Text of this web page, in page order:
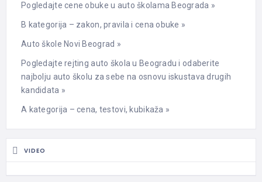
Pogledajte cene obuke u auto školama Beograda »
B kategorija – zakon, pravila i cena obuke »
Auto škole Novi Beograd »
Pogledajte rejting auto škola u Beogradu i odaberite
najbolju auto školu za sebe na osnovu iskustava drugih
kandidata »
A kategorija – cena, testovi, kubikaža »
VIDEO